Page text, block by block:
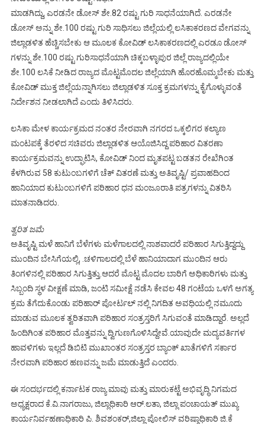
ಮಾಡಗಿದ್ದು, ಎರಡನೇ ಡೋಸ್ ಶೇ.82 ರಷ್ಟು ಗುರಿ ಸಾಧನೆಯಾಗಿದೆ. ಎರಡನೇ
ಡೋಸ್ ಅನ್ನು ಶೇ.100 ರಷ್ಟು ಗುರಿ ಸಾಧಿಸಲು ಜಿಲ್ಲೆಯಲ್ಲಿ ಲಸಿಕಾಕರಣದ ವೇಗವನ್ನು
ಜಿಲ್ಲಾಡಳಿತ ಹೆಚ್ಚಿಸಬೇಕು ಆ ಮೂಲಕ ಕೋವಿಡ್ ಲಸಿಕಾಕರಣದಲ್ಲಿ ಎರಡೂ ಡೋಸ್
ಗಳನ್ನು ಶೇ.100 ರಷ್ಟು ಗುರಿಸಾಧನೆಯಾಗಿ ಚಿಕ್ಕಬಳ್ಳಾಪುರ ಜಿಲ್ಲೆ ರಾಜ್ಯದಲ್ಲಿಯೇ
ಶೇ.100 ಲಸಿಕೆ ನೀಡಿದ ರಾಜ್ಯದ ಮೊಟ್ಟಮೊದಲ ಜಿಲ್ಲೆಯಾಗಿ ಹೊರಹೊಮ್ಮಬೇಕು ಮತ್ತು
ಕೋವಿಡ್ ಮುಕ್ತ ಜಿಲ್ಲೆಯನ್ನಾಗಿಸಲು ಜಿಲ್ಲಾಡಳಿತ ಸೂಕ್ತ ಕ್ರಮಗಳನ್ನು ಕೈಗೊಳ್ಳುವಂತೆ
ನಿರ್ದೇಶನ‌ ನೀಡಲಾಗಿದೆ ಎಂದು ತಿಳಿಸಿದರು.
ಲಸಿಕಾ ಮೇಳ ಕಾರ್ಯಕ್ರಮದ ನಂತರ ನೇರವಾಗಿ ನಗರದ ಒಕ್ಕಲಿಗರ ಕಲ್ಯಾಣ
ಮಂಟಪಕ್ಕೆ ತೆರಳಿದ ಸಚಿವರು ಜಿಲ್ಲಾಡಳಿತ ಆಯೊಜಿಸಿದ್ದ ಪರಿಹಾರ ವಿತರಣಾ
ಕಾರ್ಯಕ್ರಮವನ್ನು ಉದ್ಘಾಟಿಸಿ, ಕೋವಿಡ್ ನಿಂದ ಮೃತಪಟ್ಟ ಬಡತನ ರೇಖೆಗಿಂತ
ಕೆಳಗಿರುವ 58 ಕುಟುಂಬಗಳಿಗೆ ಚೆಕ್ ವಿತರಣೆ ಮತ್ತು ಅತಿವೃಷ್ಟಿ/ ಪ್ರವಾಹದಿಂದ
ಹಾನಿಯಾದ ಕುಟುಂಬಗಳಿಗೆ ಪರಿಹಾರ ಧನ ಮಂಜೂರಾತಿ ಪತ್ರಗಳನ್ನು ವಿತರಿಸಿ
ಮಾತನಾಡಿದರು.
ತ್ವರಿತ ಜಮೆ
ಅತಿವೃಷ್ಟಿ ಮಳೆ ಹಾನಿಗೆ ಬೆಳೆಗಳು ಮಳೆಗಾಲದಲ್ಲಿ ನಾಶವಾದರೆ ಪರಿಹಾರ ಸಿಗುತ್ತಿದ್ದದ್ದು
ಮುಂದಿನ ಬೇಸಿಗೆಯಲ್ಲಿ, .ಚಳಿಗಾಲದಲ್ಲಿ ಬೆಳೆ ಹಾನಿಯಾದಾಗ ಮುಂದಿನ ಆರು
ತಿಂಗಳಿನಲ್ಲಿ ಪರಿಹಾರ ಸಿಗುತ್ತಿತ್ತು.ಆದರೆ ಮೊಟ್ಟ ಮೊದಲ ಬಾರಿಗೆ ಅಧಿಕಾರಿಗಳು ಮತ್ತು
ಸಿಬ್ಬಂದಿ ಸ್ಥಳ ವೀಕ್ಷಣೆ ಮಾಡಿ, ಜಂಟಿ ಸಮೀಕ್ಷೆ ನಡೆಸಿ ಕೇವಲ 48 ಗಂಟೆಯ ಒಳಗೆ ಅಗತ್ಯ
ಕ್ರಮ ತೆಗೆದುಕೊಂಡು ಪರಿಹಾರ್ ಪೋರ್ಟಲ್ ನಲ್ಲಿ ನಿಗದಿತ ಅವಧಿಯಲ್ಲಿ ನಮೂದು
ಮಾಡುವ ಮೂಲಕ ತ್ವರಿತವಾಗಿ ಪರಿಹಾರ ಸಂತ್ರಸ್ತರಿಗೆ ಸಿಗುವಂತೆ ಮಾಡಿದ್ದಾರೆ. ಅಲ್ಲದೆ
ಹಿಂದಿಗಿಂತ ಪರಿಹಾರ ಮೊತ್ತವನ್ನು ದ್ವಿಗುಣಗೊಳಿಸಿದ್ದೇವೆ.ಯಾವುದೇ ಮದ್ಯವರ್ತಿಗಳ
ಹಾವಳಿಗಳು ಇಲ್ಲದೆ ಡಿಬಿಟಿ ಮುಖಾಂತರ ಸಂತ್ರಸ್ತರ ಬ್ಯಾಂಕ್ ಖಾತೆಗಳಿಗೆ ಸರ್ಕಾರ
ನೇರವಾಗಿ ಪರಿಹಾರ ಹಣವನ್ನು ಜಮೆ ಮಾಡುತ್ತಿದೆ ಎಂದರು.
ಈ ಸಂದರ್ಭದಲ್ಲಿ ಕರ್ನಾಟಕ ರಾಜ್ಯ ಮಾವು ಮತ್ತು ಮಾರುಕಟ್ಟೆ ಅಭಿವೃದ್ಧಿ ನಿಗಮದ
ಅಧ್ಯಕ್ಷರಾದ ಕೆ.ವಿ.ನಾಗರಾಜು, ಜಿಲ್ಲಾಧಿಕಾರಿ ಆರ್.ಲತಾ, ಜಿಲ್ಲಾ ಪಂಚಾಯತ್ ಮುಖ್ಯ
ಕಾರ್ಯನಿರ್ವಹಣಾಧಿಕಾರಿ ಪಿ. ಶಿವಶಂಕರ್,ಜಿಲ್ಲಾ ಪೋಲಿಸ್ ವರಿಷ್ಠಾಧಿಕಾರಿ ಜಿ.ಕೆ